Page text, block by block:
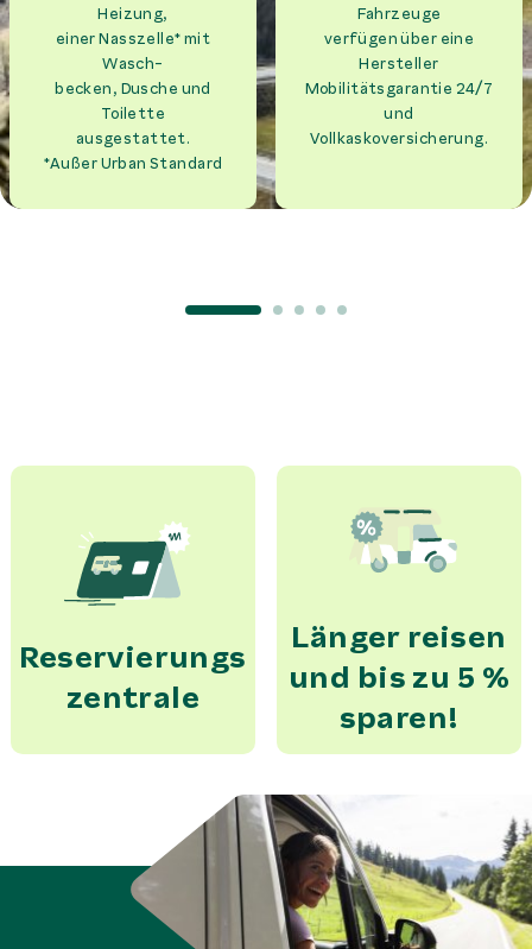
Heizung,
einer Nasszelle* mit
Wasch-
becken, Dusche und
Toilette
ausgestattet.
*Außer Urban Standard
Fahrzeuge
verfügen über eine
Hersteller
Mobilitätsgarantie 24/7
und
Vollkaskoversicherung.
Reservierungs
zentrale
Länger reisen
und bis zu 5 %
sparen!